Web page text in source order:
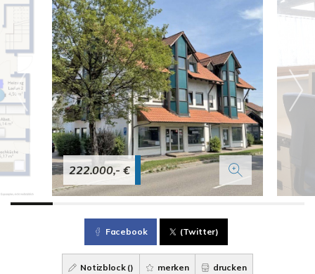
222.000,- €
Facebook (Twitter)
Notizblock () merken drucken